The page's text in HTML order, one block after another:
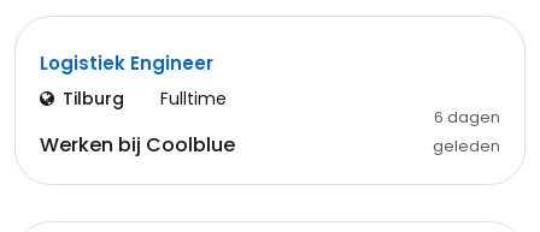
Logistiek Engineer
Tilburg Fulltime
Werken bij Coolblue
6 dagen
geleden